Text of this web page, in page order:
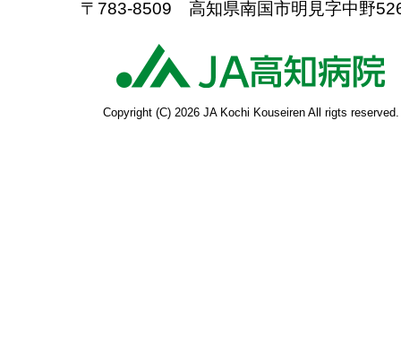
〒783-8509 高知県南国市明見字中野
Copyright (C) 2026 JA Kochi Kouseiren All rigts reserved.